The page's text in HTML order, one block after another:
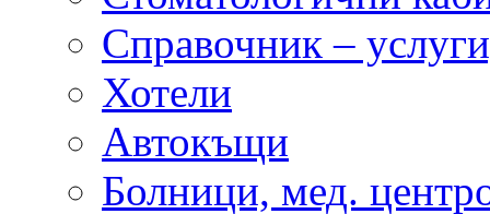
Справочник –
Хотели
Автокъщи
Болници, мед.